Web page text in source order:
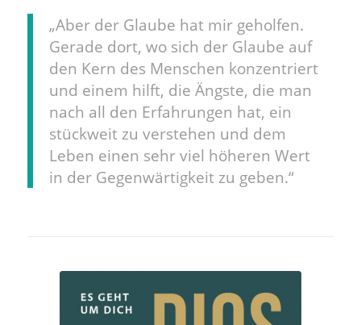
„Aber der Glaube hat mir geholfen.
Gerade dort, wo sich der Glaube auf
den Kern des Menschen konzentriert
und einem hilft, die Ängste, die man
nach all den Erfahrungen hat, ein
stückweit zu verstehen und dem
Leben einen sehr viel höheren Wert
in der Gegenwärtigkeit zu geben.“